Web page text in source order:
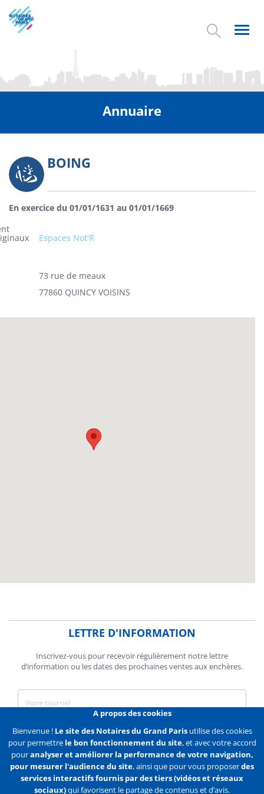
Aller
au
contenu
Annuaire
Photo BOING
En exercice du 01/01/1631 au 01/01/1669
Espaces Not'R
73 rue de meaux
77860 QUINCY VOISINS
LETTRE D'INFORMATION
Inscrivez-vous pour recevoir régulièrement notre lettre
d’information ou les dates des prochaines ventes aux enchères.
J'accepte de recevoir des communications de la Chambre des
Notaires de Paris.
En savoir plus
S'abonner
A propos des cookies
Bienvenue ! Le site des Notaires du Grand Parisutilise des cookies
pour permettre le bon fonctionnement du site, et avec votre accord
pouranalyser et améliorer la performance de votre navigation,
pour mesurer l'audience du site, ainsi que pour vous proposerdes
services interactifs fournis par des tiers (vidéos et réseaux
sociaux)qui favorisent le partage de contenus et d’avis.